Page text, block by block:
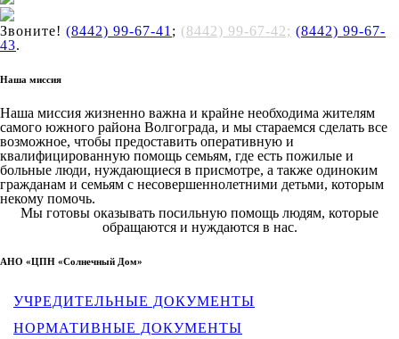
Звоните! (8442) 99-67-41 ; (8442) 99-67-42; (8442) 99-67-
43.
Наша миссия
Наша миссия жизненно важна и крайне необходима жителям
самого южного района Волгограда, и мы стараемся сделать все
возможное, чтобы предоставить оперативную и
квалифицированную помощь семьям, где есть пожилые и
больные люди, нуждающиеся в присмотре, а также одиноким
гражданам и семьям с несовершеннолетними детьми, которым
некому помочь.
Мы готовы оказывать посильную помощь людям, которые
обращаются и нуждаются в нас.
АНО «ЦПН «Солнечный Дом»
УЧРЕДИТЕЛЬНЫЕ ДОКУМЕНТЫ
НОРМАТИВНЫЕ ДОКУМЕНТЫ